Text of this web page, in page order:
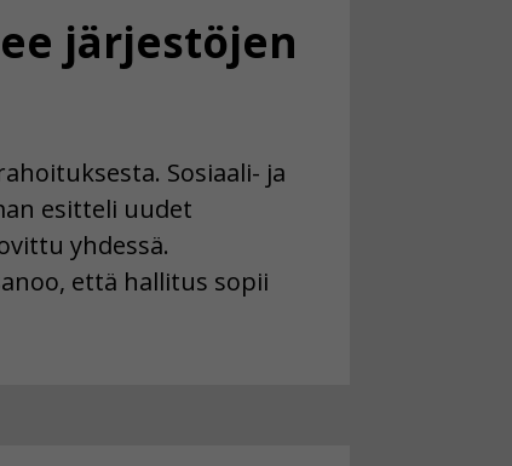
järjestöjen
Sosiaali- ja
esitteli uudet
yhdessä.
että hallitus sopii